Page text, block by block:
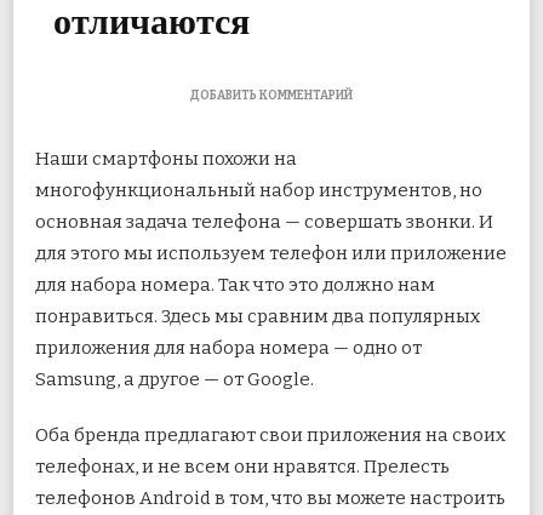
отличаются
ДОБАВИТЬ КОММЕНТАРИЙК
GOOGLE
И
ДЛЯ
ТЕЛЕФОНА
НАСКОЛЬКО
ОНИ
ОТЛИЧАЮТСЯ
Наши смартфоны похожи на
многофункциональный набор инструментов, но
основная задача телефона — совершать звонки. И
для этого мы используем телефон или приложение
для набора номера. Так что это должно нам
понравиться. Здесь мы сравним два популярных
приложения для набора номера — одно от
Samsung, а другое — от Google.
Оба бренда предлагают свои приложения на своих
телефонах, и не всем они нравятся. Прелесть
телефонов Android в том, что вы можете настроить